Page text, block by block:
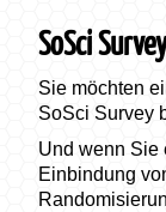
SoSci
Sie möchten
SoSci Survey
Und wenn Sie
Einbindung